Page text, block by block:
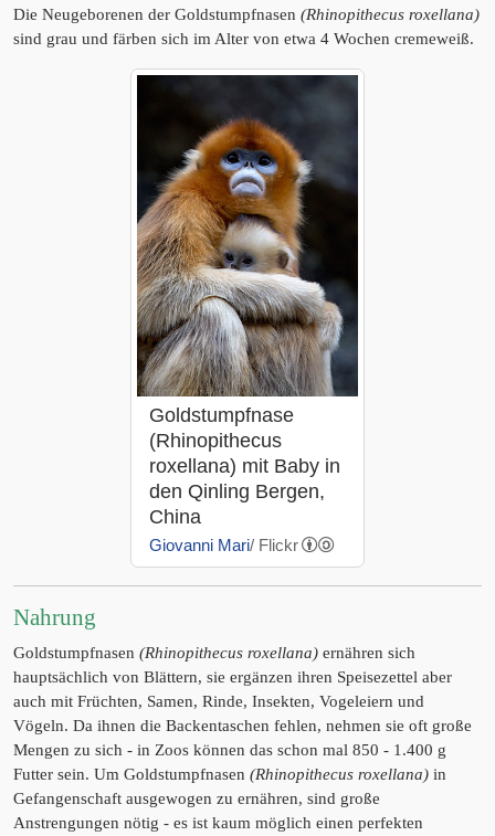
Die Neugeborenen der Goldstumpfnasen (Rhinopithecus roxellana)
sind grau und färben sich im Alter von etwa 4 Wochen cremeweiß.
Goldstumpfnase
(Rhinopithecus
roxellana) mit Baby in
den Qinling Bergen,
China
Giovanni Mari/ Flickr
Nahrung
Goldstumpfnasen (Rhinopithecus roxellana) ernähren sich
hauptsächlich von Blättern, sie ergänzen ihren Speisezettel aber
auch mit Früchten, Samen, Rinde, Insekten, Vogeleiern und
Vögeln. Da ihnen die Backentaschen fehlen, nehmen sie oft große
Mengen zu sich - in Zoos können das schon mal 850 - 1.400 g
Futter sein. Um Goldstumpfnasen (Rhinopithecus roxellana) in
Gefangenschaft ausgewogen zu ernähren, sind große
Anstrengungen nötig - es ist kaum möglich einen perfekten